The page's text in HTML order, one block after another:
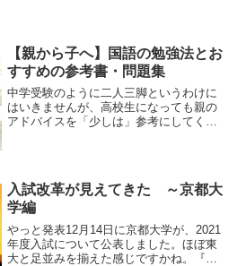
【親から子へ】国語の勉強法とお
すすめの参考書・問題集
中学受験のように二人三脚というわけに
はいきませんが、高校生になっても親の
アドバイスを「少しは」参考にしてくれ
で、親から子へアドバイスし...
入試改革が見えてきた ～京都大
学編
やっと発表12月14日に京都大学が、2021
年度入試について公表しました。ほぼ東
大と足並みを揃えた感じですかね。『大